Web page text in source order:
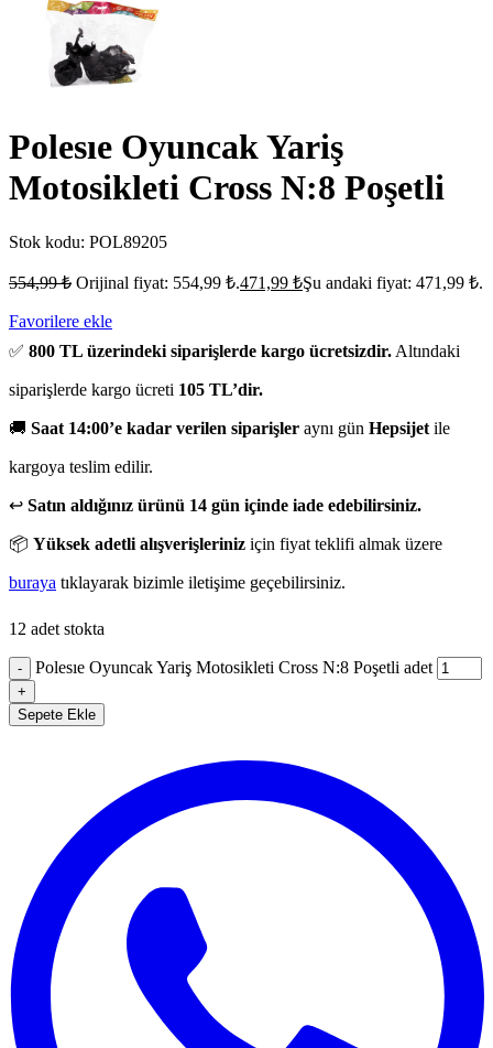
Polesıe Oyuncak Yariş
Motosikleti Cross N:8 Poşetli
Stok kodu: POL89205
554,99₺ Orijinal fiyat: 554,99 ₺.471,99 ₺Şu andaki fiyat: 471,99 ₺.
Favorilere ekle
✅ 800 TL üzerindeki siparişlerde kargo ücretsizdir. Altındaki
siparişlerde kargo ücreti 105 TL’dir.
🚚 Saat 14:00’e kadar verilen siparişler aynı gün Hepsijet ile
kargoya teslim edilir.
↩️ Satın aldığınız ürünü 14 gün içinde iade edebilirsiniz.
📦 Yüksek adetli alışverişleriniz için fiyat teklifi almak üzere
buraya tıklayarak bizimle iletişime geçebilirsiniz.
12 adet stokta
- Polesıe Oyuncak Yariş Motosikleti Cross N:8 Poşetli adet
+
Sepete Ekle